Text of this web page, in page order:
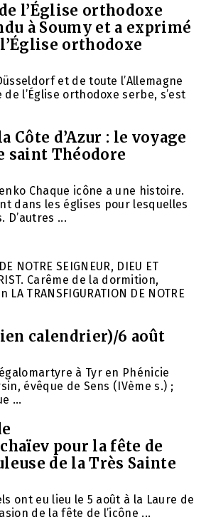
l’Église orthodoxe
à Soumy et a exprimé
orthodoxe
et de toute l’Allemagne
l’Église orthodoxe serbe, s’est
Côte d’Azur : le voyage
saint Théodore
Chaque icône a une histoire.
dans les églises pour lesquelles
D’autres ...
NOTRE SEIGNEUR, DIEU ET
Carême de la dormition,
TRANSFIGURATION DE NOTRE
calendrier)/6 août
à Tyr en Phénicie
évêque de Sens (IVème s.) ;
...
pour la fête de
de la Très Sainte
ont eu lieu le 5 août à la Laure de
de la fête de l’icône ...